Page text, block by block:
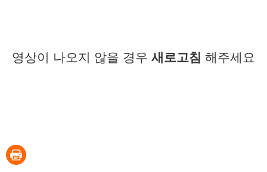
영상이 나오지 않을 경우 새로고침 해주세요